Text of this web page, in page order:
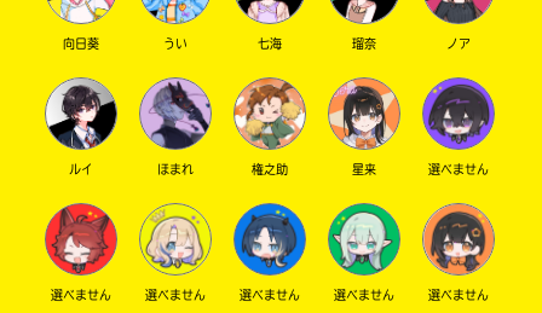
向日葵 うい 七海 瑠奈 ノア
ルイ ほまれ 権之助 星来 選べません
選べません 選べません 選べません 選べません 選べません